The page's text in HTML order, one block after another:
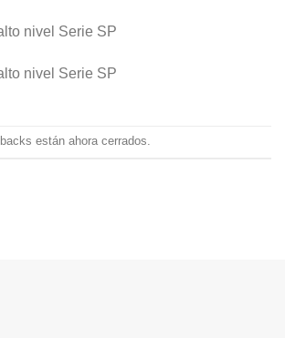
nivel Serie SP
nivel Serie SP
están ahora cerrados.